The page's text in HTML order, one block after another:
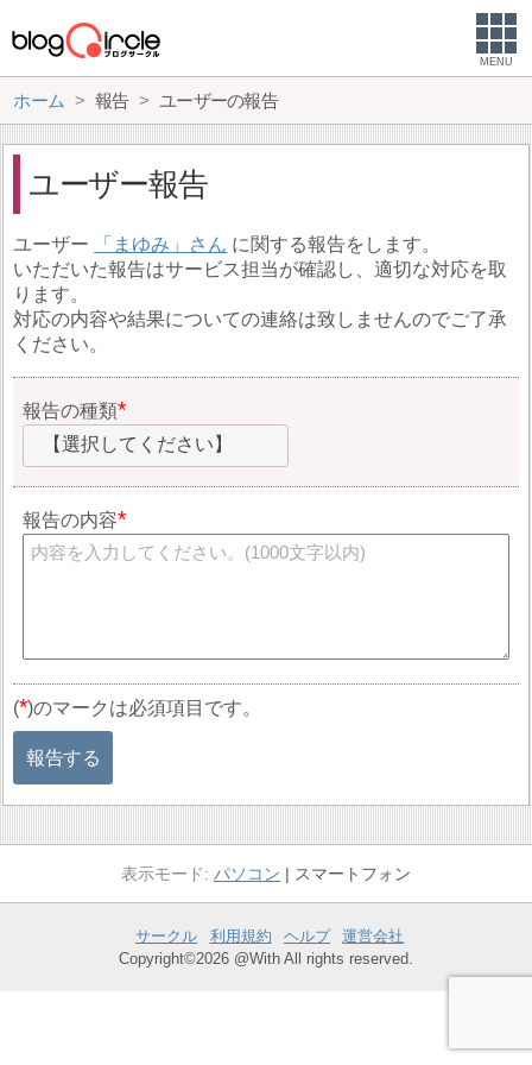
MENU
ホーム 報告 ユーザーの報告
ユーザー報告
ユーザー まゆみ
に関する報告をします。
いただいた報告はサービス担当が確認し、適切な対応を取
ります。
対応の内容や結果についての連絡は致しませんのでご了承
ください。
報告の種類
【選択してください】
報告の内容
(*)のマークは必須項目です。
報告する
パソコン スマートフォン
サークル 利用規約 ヘルプ
運営会社
Copyright©2026 @With All rights reserved.